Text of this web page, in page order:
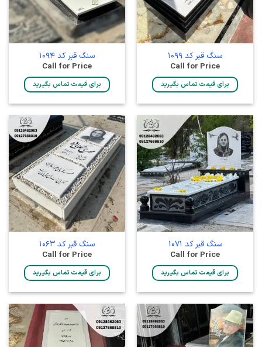
سنگ قبر کد 1099
Call for Price
برای قیمت تماس بگیرید
سنگ قبر کد 1094
Call for Price
برای قیمت تماس بگیرید
سنگ قبر کد 1071
Call for Price
برای قیمت تماس بگیرید
سنگ قبر کد 1063
Call for Price
برای قیمت تماس بگیرید